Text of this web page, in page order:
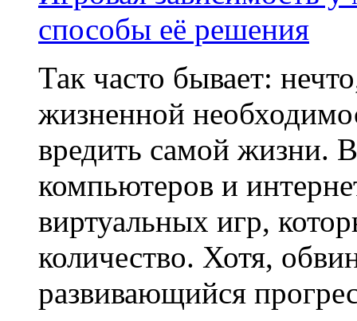
способы её решения
Так часто бывает:
жизненной
вредить самой жизни.
компьютеров и
виртуальных игр,
количество. Хотя,
развивающийся